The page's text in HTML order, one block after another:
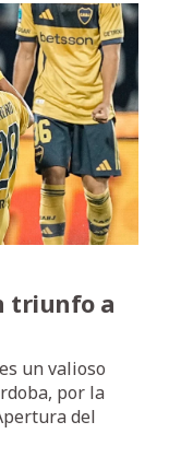
triunfo a
un valioso
por la
del